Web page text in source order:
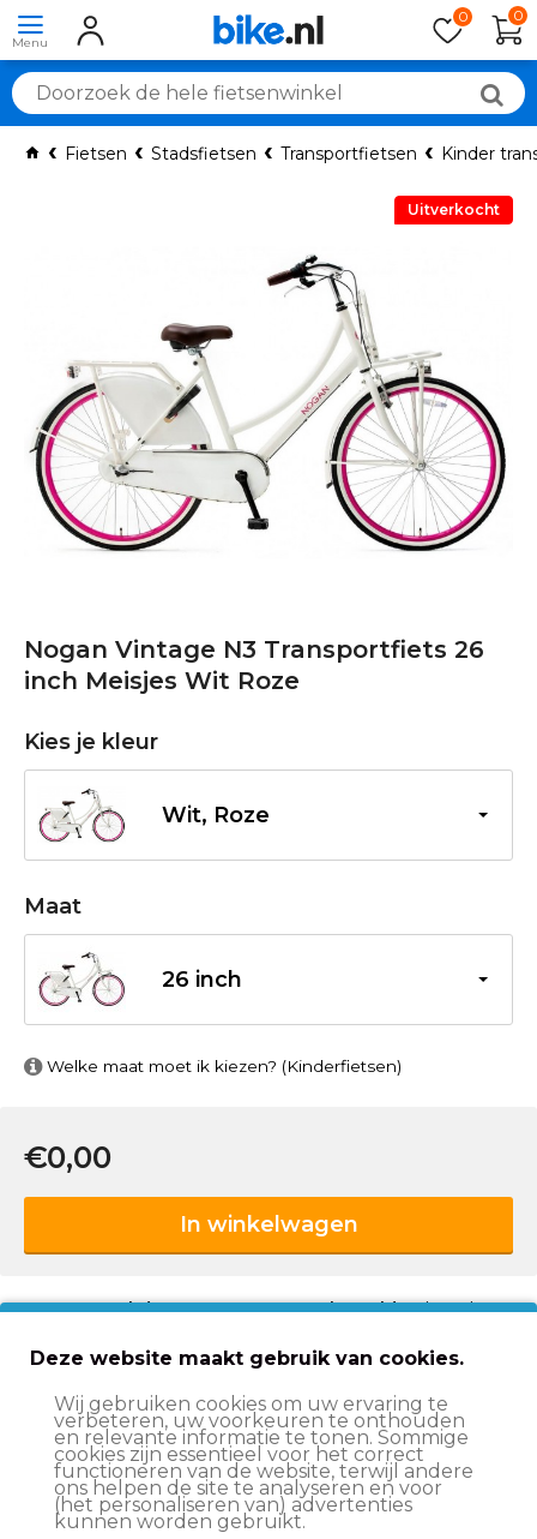
0 0
Fietsen Stadsfietsen Transportfietsen Kinder
Uitverkocht
Nogan Vintage N3 Transportfiets 26
inch Meisjes Wit Roze
Kies je kleur
Wit, Roze
Maat
26 inch
Welke maat moet ik kiezen? (Kinderfietsen)
€0,00
In winkelwagen
Op werkdagen voor 15:00 uur besteld, volgende
Advies nodig?Vraag het onze klantenservice!
Ruim aanbod fietsenvoor jong en oud!
2 jaar garantieop onze producten
Voor- en nadelen
Deze website maakt gebruik van cookies.
Wij gebruiken cookies om uw ervaring te
verbeteren, uw voorkeuren te onthouden
en relevante informatie te tonen. Sommige
cookies zijn essentieel voor het correct
functioneren van de website, terwijl andere
ons helpen de site te analyseren en voor
(het personaliseren van) advertenties
kunnen worden gebruikt.